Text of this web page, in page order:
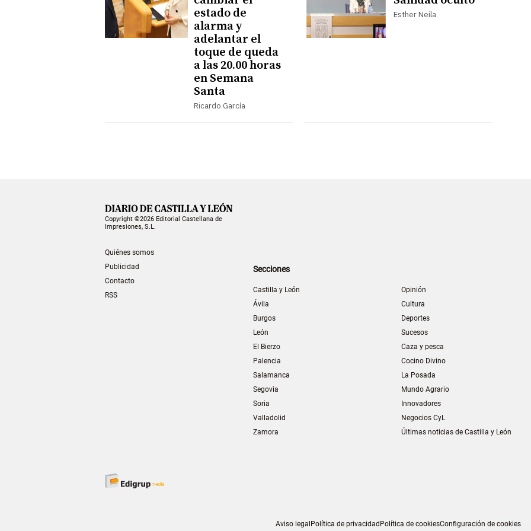
estado de
alarma y
adelantar el
toque de queda
a las 20.00 horas
en Semana
Santa
Ricardo García
Esther Neila
Copyright ©2026 Editorial Castellana de
Impresiones, S.L.
Quiénes somos
Publicidad
Contacto
RSS
Secciones
Castilla y León
Ávila
Burgos
León
El Bierzo
Palencia
Salamanca
Segovia
Soria
Valladolid
Zamora
Opinión
Cultura
Deportes
Sucesos
Caza y pesca
Cocino Divino
La Posada
Mundo Agrario
Innovadores
Negocios CyL
Últimas noticias de Castilla y León
Aviso legal Política de privacidad Política de cookiesConfiguración de cookies